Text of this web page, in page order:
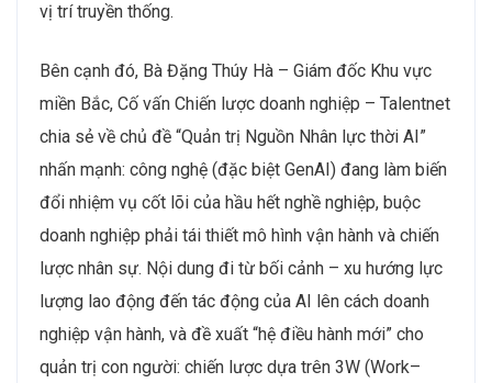
vị trí truyền thống.
Bên cạnh đó, Bà Đặng Thúy Hà – Giám đốc Khu vực
miền Bắc, Cố vấn Chiến lược doanh nghiệp – Talentnet
chia sẻ về chủ đề “Quản trị Nguồn Nhân lực thời AI”
nhấn mạnh: công nghệ (đặc biệt GenAI) đang làm biến
đổi nhiệm vụ cốt lõi của hầu hết nghề nghiệp, buộc
doanh nghiệp phải tái thiết mô hình vận hành và chiến
lược nhân sự. Nội dung đi từ bối cảnh – xu hướng lực
lượng lao động đến tác động của AI lên cách doanh
nghiệp vận hành, và đề xuất “hệ điều hành mới” cho
quản trị con người: chiến lược dựa trên 3W (Work–